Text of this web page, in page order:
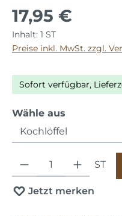
17,95 €
Inhalt: 1 ST
Preise inkl. MwSt. zzgl.
Sofort verfügbar,
Wähle aus
Produkt Anzahl: Gib
ST
Jetzt merken